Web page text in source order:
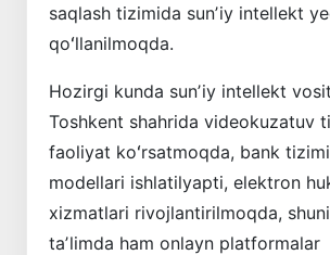
saqlash tizimida sunʼiy intellekt
qoʻllanilmoqda.
Hozirgi kunda sunʼiy intellekt
Toshkent shahrida videokuzatuv
faoliyat koʻrsatmoqda, bank
modellari ishlatilyapti, elektron
xizmatlari rivojlantirilmoqda,
taʼlimda ham onlayn platformalar